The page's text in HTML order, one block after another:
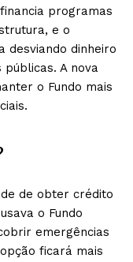
financia programas
e o
desviando dinheiro
A nova
o Fundo mais
de obter crédito
o Fundo
emergências
ficará mais